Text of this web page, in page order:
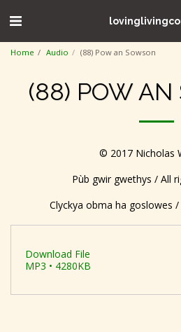
Home Audio (88) Pow an Sowson
(88) POW AN
© 2017 Nicholas
Pùb gwir gwethys / All
Clyckya obma ha goslowes
Download File
MP3 • 4280KB